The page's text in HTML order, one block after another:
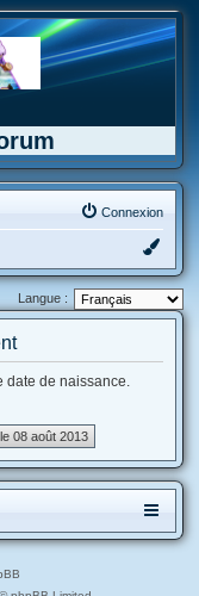
Connexion
Langue :
date de naissance.